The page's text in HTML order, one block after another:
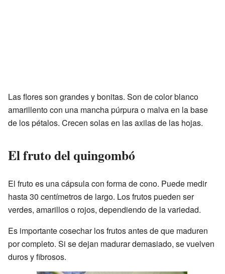
Las flores son grandes y bonitas. Son de color blanco
amarillento con una mancha púrpura o malva en la base
de los pétalos. Crecen solas en las axilas de las hojas.
El fruto del quingombó
El fruto es una cápsula con forma de cono. Puede medir
hasta 30 centímetros de largo. Los frutos pueden ser
verdes, amarillos o rojos, dependiendo de la variedad.
Es importante cosechar los frutos antes de que maduren
por completo. Si se dejan madurar demasiado, se vuelven
duros y fibrosos.